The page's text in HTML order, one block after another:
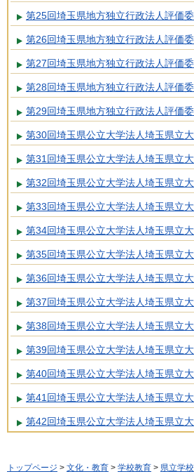
第25回埼玉県地方独立行政法人評価
第26回埼玉県地方独立行政法人評価
第27回埼玉県地方独立行政法人評価
第28回埼玉県地方独立行政法人評価
第29回埼玉県地方独立行政法人評価
第30回埼玉県公立大学法人埼玉県立
第31回埼玉県公立大学法人埼玉県立
第32回埼玉県公立大学法人埼玉県立
第33回埼玉県公立大学法人埼玉県立
第34回埼玉県公立大学法人埼玉県立
第35回埼玉県公立大学法人埼玉県立
第36回埼玉県公立大学法人埼玉県立
第37回埼玉県公立大学法人埼玉県立
第38回埼玉県公立大学法人埼玉県立
第39回埼玉県公立大学法人埼玉県立
第40回埼玉県公立大学法人埼玉県立
第41回埼玉県公立大学法人埼玉県立
第42回埼玉県公立大学法人埼玉県立
トップページ > 文化・教育 > 学校教育 > 県立学校